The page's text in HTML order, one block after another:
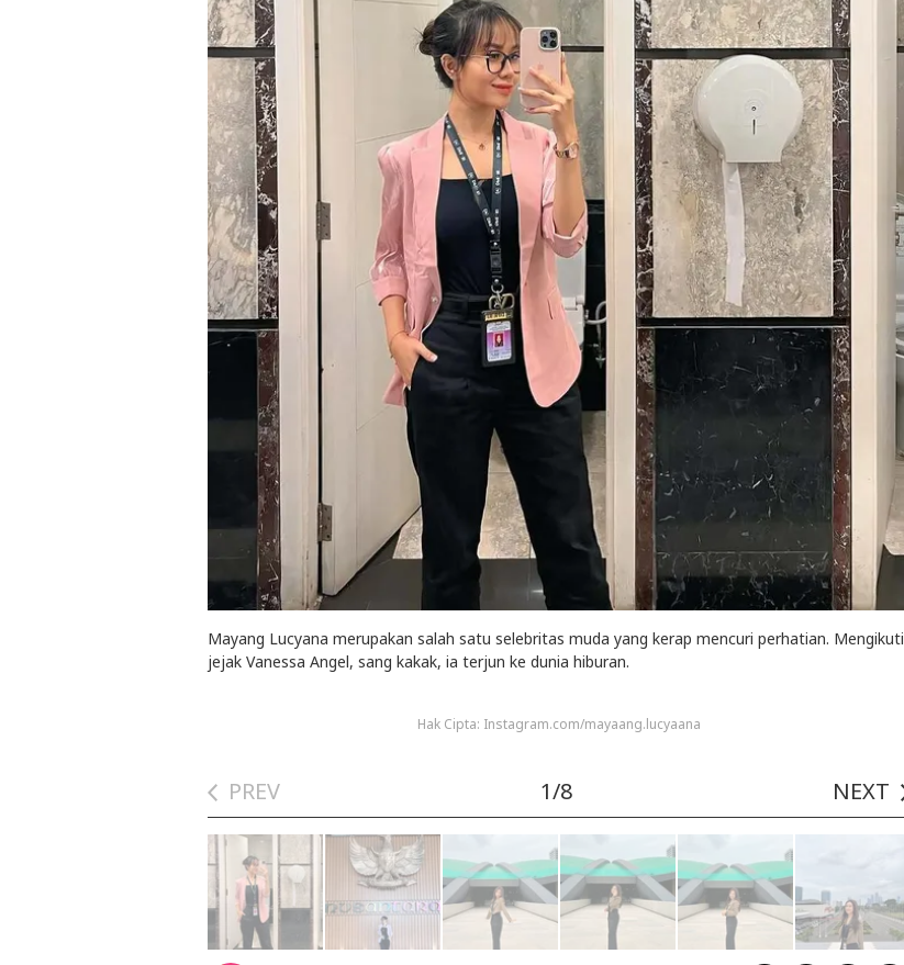
Mayang Lucyana merupakan salah satu selebritas muda yang kerap mencuri perhatian. Mengikuti
jejak Vanessa Angel, sang kakak, ia terjun ke dunia hiburan.
Hak Cipta: Instagram.com/mayaang.lucyaana
PREV 1/8 NEXT